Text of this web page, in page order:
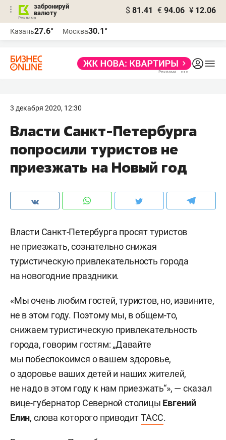
забронируй
валюту
$ 81.41 € 94.06 ¥ 12.06
Казань27.6° Москва30.1°
3 декабря 2020, 12:30
Власти Санкт-Петербурга
попросили туристов не
приезжать на Новый год
Власти Санкт-Петербурга просят туристов
не приезжать, сознательно снижая
туристическую привлекательность города
на новогодние праздники.
«Мы очень любим гостей, туристов, но, извините,
не в этом году. Поэтому мы, в общем-то,
снижаем туристическую привлекательность
города, говорим гостям: „Давайте
мы побеспокоимся о вашем здоровье,
о здоровье ваших детей и наших жителей,
не надо в этом году к нам приезжать“», — сказал
вице-губернатор Северной столицы Евгений
Елин, слова которого приводитТАСС.